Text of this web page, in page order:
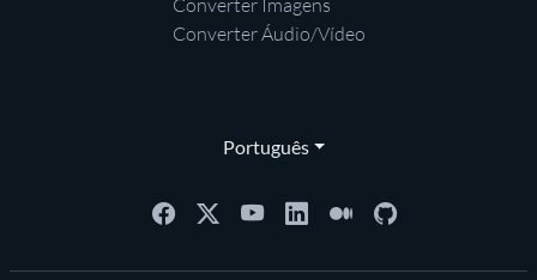
Converter Imagens
Converter Áudio/Vídeo
Português